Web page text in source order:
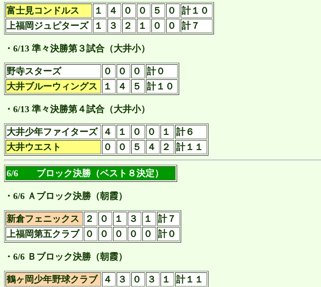
富士見コンドルス １ ４ ０ ０ ５ ０
計１０
上福岡ジュピターズ
１ ３ ２ １ ０ ０ 計７
・6/13 準々決勝第３試合（大井小）
野寺スターズ ０ ０ ０
計０
大井ブルーウィングス
１ ４ ５ 計１０
・6/13 準々決勝第４試合（大井小）
大井少年ファイターズ ４ １ ０ ０ １
計６
大井ウエスト
０ ０ ５ ４ ２ 計１１
6/6 ブロック決勝（ベスト８決定）
・6/6 Ａブロック決勝（朝霞）
新倉フェニックス ２ ０ １ ３ １
計７
上福岡第五クラブ
０ ０ ０ ０ ０ 計０
・6/6 Ｂブロック決勝（朝霞）
鶴ヶ岡少年野球クラブ ４ ３ ０ ３ １
計１１